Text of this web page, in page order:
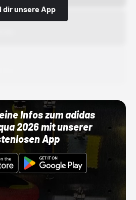
dir unsere App
Infos zum adidas
2026 mit unserer
App